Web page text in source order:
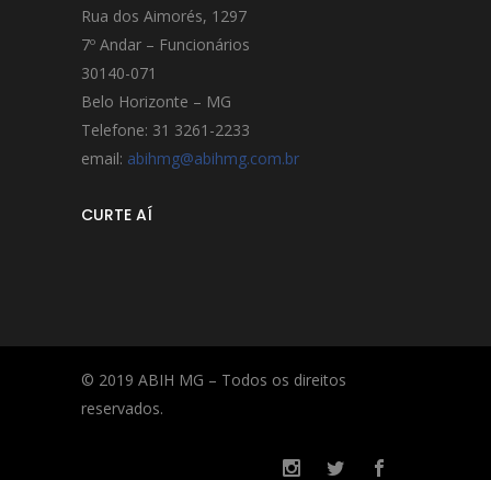
Rua dos Aimorés, 1297
7º Andar – Funcionários
30140-071
Belo Horizonte – MG
Telefone: 31 3261-2233
email: abihmg@abihmg.com.br
CURTE AÍ
© 2019 ABIH MG – Todos os direitos
reservados.